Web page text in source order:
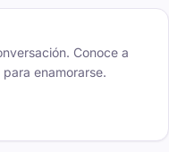
Conoce a
enamorarse.